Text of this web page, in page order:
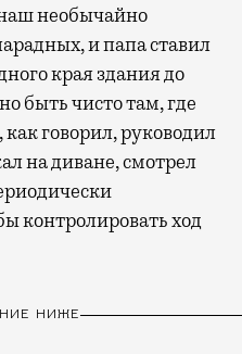
необычайно
и папа ставил
края здания до
быть чисто там, где
говорил, руководил
на диване, смотрел
контролировать ход
НИЖЕ